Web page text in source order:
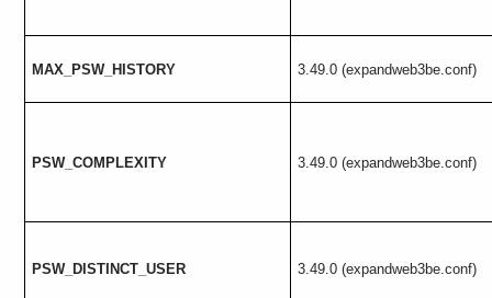
MAX_PSW_HISTORY 3.49.0 (expandweb3be.conf)
PSW_COMPLEXITY 3.49.0 (expandweb3be.conf)
PSW_DISTINCT_USER 3.49.0 (expandweb3be.conf)